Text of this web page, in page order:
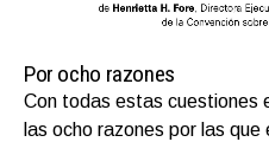
Por ocho razones
Con todas estas cuestiones
las ocho razones por las